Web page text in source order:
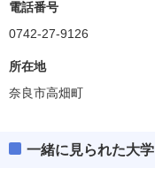
電話番号
0742-27-9126
所在地
奈良市高畑町
一緒に見られた大学